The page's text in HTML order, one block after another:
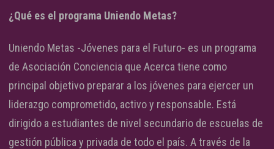
¿Qué es el programa Uniendo Metas?
Uniendo Metas -Jóvenes para el Futuro- es un programa
de Asociación Conciencia que Acerca tiene como
principal objetivo preparar a los jóvenes para ejercer un
liderazgo comprometido, activo y responsable. Está
dirigido a estudiantes de nivel secundario de escuelas de
gestión pública y privada de todo el país. A través de la